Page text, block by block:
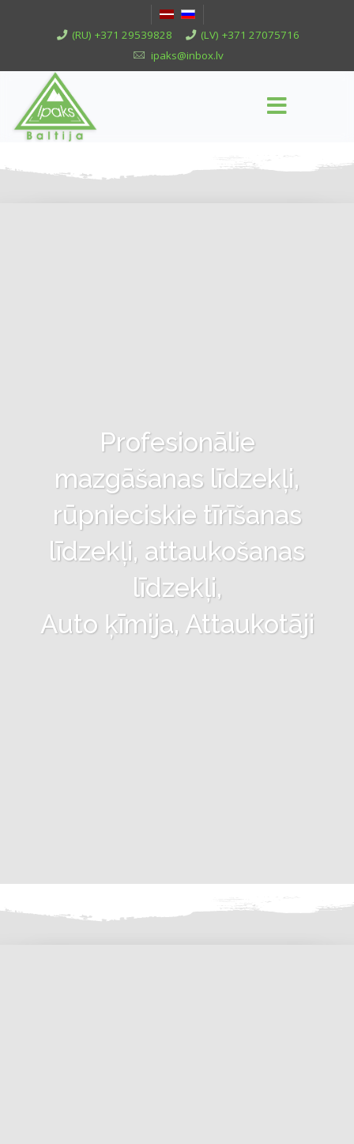
(RU) +371 29539828
(LV) +371 27075716
ipaks@inbox.lv
Profesionālie
mazgāšanas līdzekļi,
rūpnieciskie tīrīšanas
līdzekļi, attaukošanas
līdzekļi,
Auto ķīmija, Attaukotāji